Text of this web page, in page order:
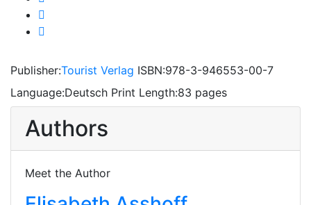
Publisher:Tourist Verlag ISBN:978-3-946553-00-7
Language:Deutsch Print Length:83 pages
Authors
Meet the Author